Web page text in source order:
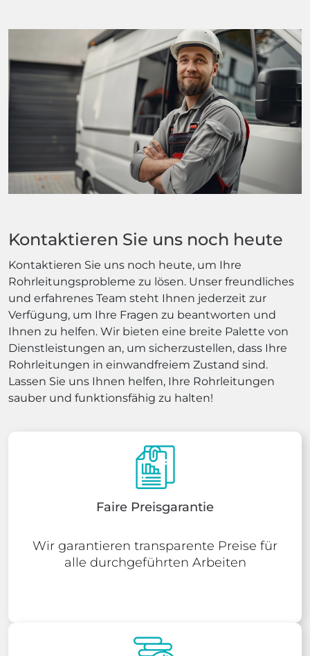
Kontaktieren Sie uns noch heute
Kontaktieren Sie uns noch heute, um Ihre
Rohrleitungsprobleme zu lösen. Unser freundliches
und erfahrenes Team steht Ihnen jederzeit zur
Verfügung, um Ihre Fragen zu beantworten und
Ihnen zu helfen. Wir bieten eine breite Palette von
Dienstleistungen an, um sicherzustellen, dass Ihre
Rohrleitungen in einwandfreiem Zustand sind.
Lassen Sie uns Ihnen helfen, Ihre Rohrleitungen
sauber und funktionsfähig zu halten!
Faire Preisgarantie
Wir garantieren transparente Preise für
alle durchgeführten Arbeiten